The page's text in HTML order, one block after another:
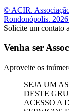
© ACIR.
Rondonópolis.
Solicite um contato
Venha ser
Aproveite os
SEJA UM
DESTE
ACESSO A